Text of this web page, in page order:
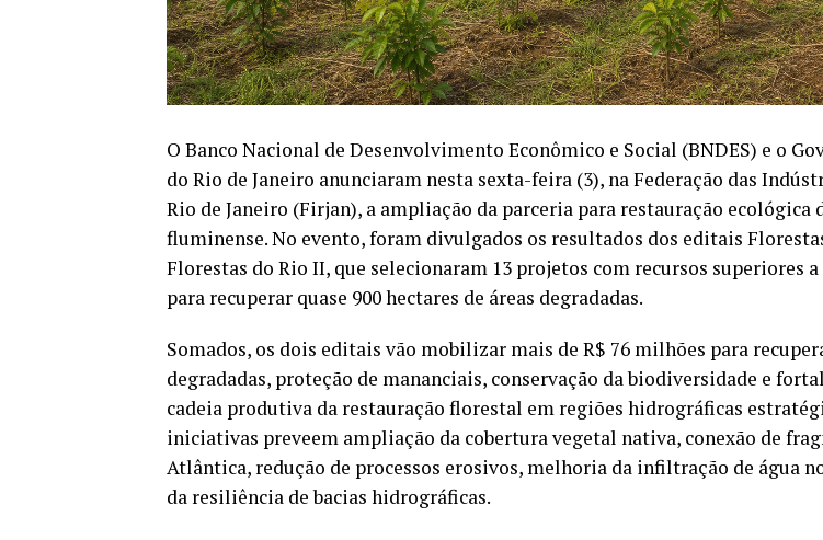
O Banco Nacional de Desenvolvimento Econômico e Social (BNDES) e o
do Rio de Janeiro anunciaram nesta sexta-feira (3), na Federação das
Rio de Janeiro (Firjan), a ampliação da parceria para restauração ecológica
fluminense. No evento, foram divulgados os resultados dos editais
Florestas do Rio II, que selecionaram 13 projetos com recursos superiores
para recuperar quase 900 hectares de áreas degradadas.
Somados, os dois editais vão mobilizar mais de R$ 76 milhões para
degradadas, proteção de mananciais, conservação da biodiversidade e
cadeia produtiva da restauração florestal em regiões hidrográficas
iniciativas preveem ampliação da cobertura vegetal nativa, conexão de
Atlântica, redução de processos erosivos, melhoria da infiltração de água
da resiliência de bacias hidrográficas.